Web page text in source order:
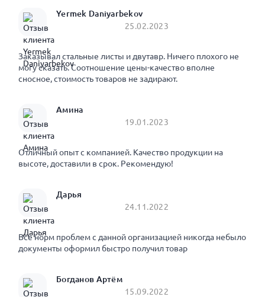
Yermek Daniyarbekov
25.02.2023
Заказывал стальные листы и двутавр. Ничего плохого не
могу сказать. Соотношение цены-качество вполне
сносное, стоимость товаров не задирают.
Амина
19.01.2023
Отличный опыт с компанией. Качество продукции на
высоте, доставили в срок. Рекомендую!
Дарья
24.11.2022
Все норм проблем с данной организацией никогда небыло
документы оформил быстро получил товар
Богданов Артём
15.09.2022